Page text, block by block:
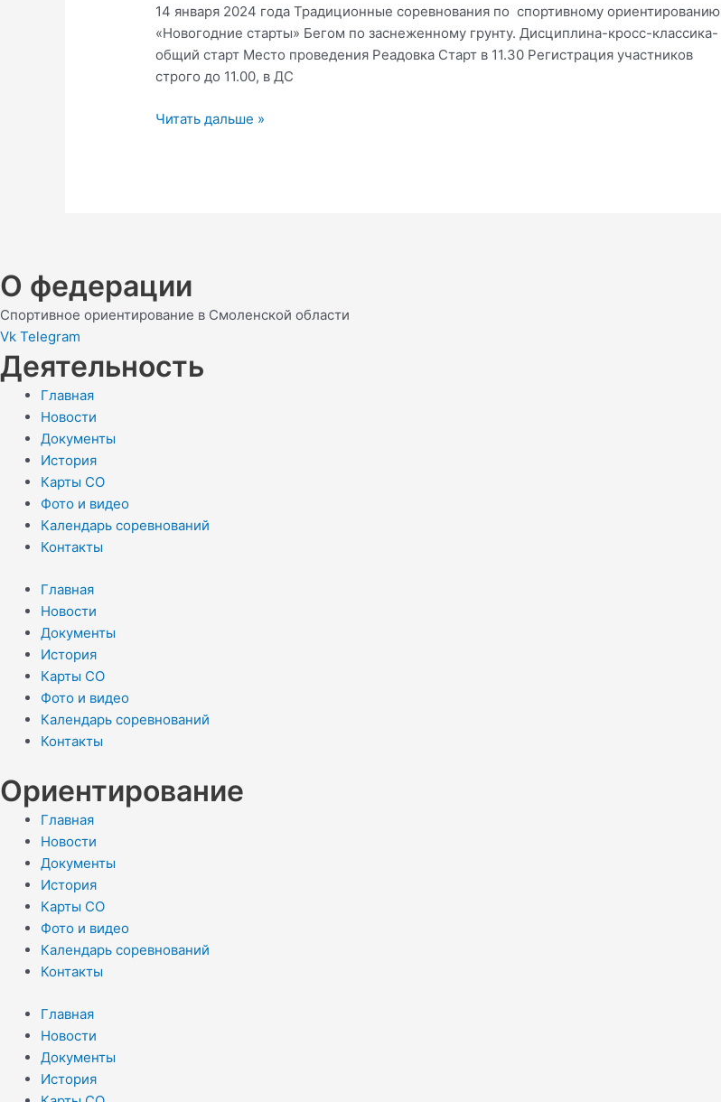
14 января 2024 года Традиционные соревнования по спортивному ориентированию
«Новогодние старты» Бегом по заснеженному грунту. Дисциплина-кросс-классика-
общий старт Место проведения Реадовка Старт в 11.30 Регистрация участников
строго до 11.00, в ДС
Читать дальше »
О федерации
Спортивное ориентирование в Смоленской области
Vk Telegram
Деятельность
Главная
Новости
Документы
История
Карты СО
Фото и видео
Календарь соревнований
Контакты
Главная
Новости
Документы
История
Карты СО
Фото и видео
Календарь соревнований
Контакты
Ориентирование
Главная
Новости
Документы
История
Карты СО
Фото и видео
Календарь соревнований
Контакты
Главная
Новости
Документы
История